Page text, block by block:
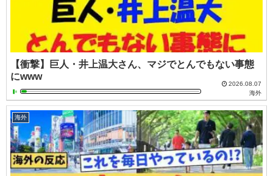
【衝撃】巨人・井上温大さん、マジでとんでもない事態
にwww
2026.08.07
海外
海外